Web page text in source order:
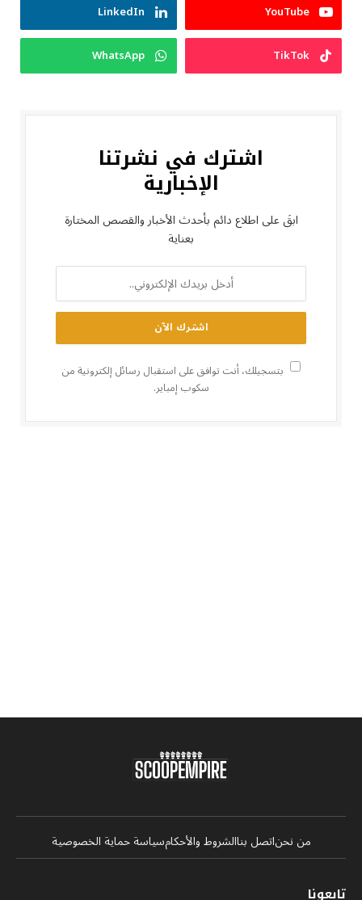
YouTube
LinkedIn
TikTok
WhatsApp
اشترك في نشرتنا
الإخبارية
ابقَ على اطلاع دائم بأحدث الأخبار والقصص المختارة
بعناية
بتسجيلك، أنت توافق على استقبال رسائل إلكترونية من
سكوب إمباير.
من نحناتصل بناالشروط والأحكامسياسة حماية الخصوصية
تابعونا